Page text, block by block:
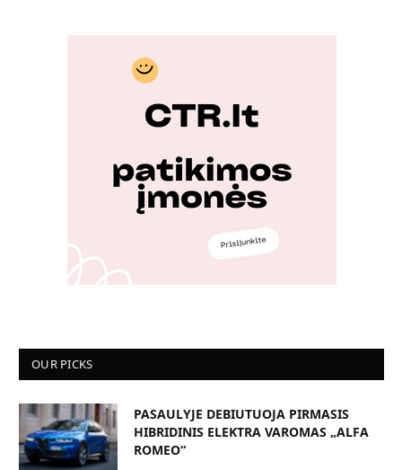
OUR PICKS
PASAULYJE DEBIUTUOJA PIRMASIS
HIBRIDINIS ELEKTRA VAROMAS „ALFA
ROMEO“